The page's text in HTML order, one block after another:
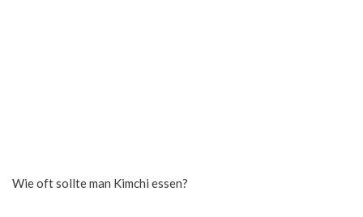
Wie oft sollte man Kimchi essen?